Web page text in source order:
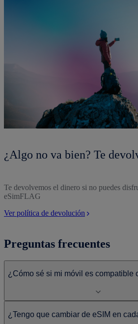
¿Algo no va bien? Te
Te devolvemos el dinero si no puedes
eSimFLAG
Ver política de devolución
Preguntas frecuentes
¿Cómo sé si mi móvil es compatible
¿Tengo que cambiar de eSIM en